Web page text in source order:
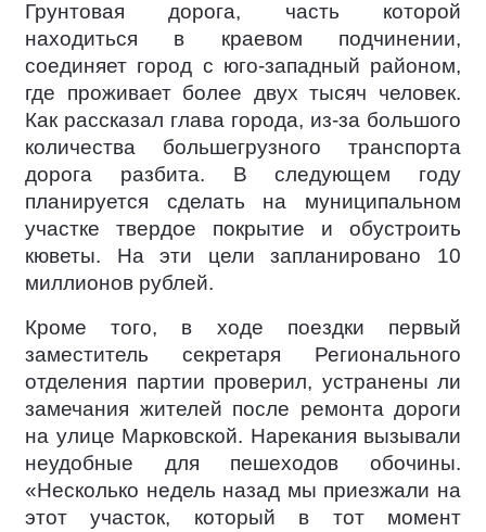
Грунтовая дорога, часть которой
находиться в краевом подчинении,
соединяет город с юго-западный районом,
где проживает более двух тысяч человек.
Как рассказал глава города, из-за большого
количества большегрузного транспорта
дорога разбита. В следующем году
планируется сделать на муниципальном
участке твердое покрытие и обустроить
кюветы. На эти цели запланировано 10
миллионов рублей.
Кроме того, в ходе поездки первый
заместитель секретаря Регионального
отделения партии проверил, устранены ли
замечания жителей после ремонта дороги
на улице Марковской. Нарекания вызывали
неудобные для пешеходов обочины.
«Несколько недель назад мы приезжали на
этот участок, который в тот момент